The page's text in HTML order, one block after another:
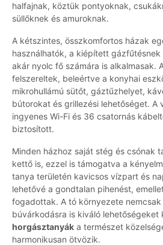
halfajnak, köztük pontyoknak,
süllőknek és amuroknak.
A kétszintes, összkomfortos házak
használhatók, a kiépített gázfűtésnek
akár nyolc fő számára is alkalmasak.
felszereltek, beleértve a konyhai
mikrohullámú sütőt, gáztűzhelyet,
bútorokat és grillezési lehetőséget. A
ingyenes Wi-Fi és 36 csatornás
biztosított.
Minden házhoz saját stég és csónak
kettő is, ezzel is támogatva a
tanya területén kavicsos vízpart és
lehetővé a gondtalan pihenést,
fogadottak. A tó környezete
búvárkodásra is kiváló lehetőségeket
horgásztanyák a természet
harmonikusan ötvözik.